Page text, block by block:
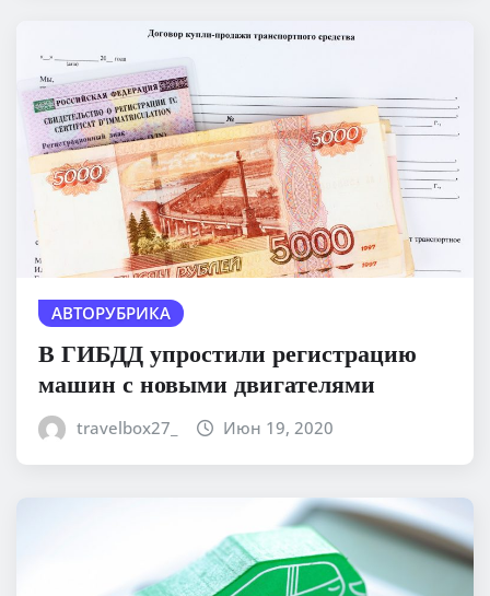
АВТОРУБРИКА
В ГИБДД упростили регистрацию
машин с новыми двигателями
travelbox27_ Июн 19, 2020